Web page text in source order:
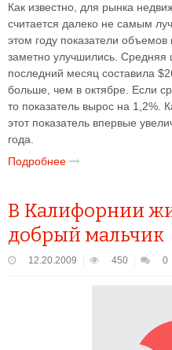
Как известно, для рынка
считается далеко не самым
этом году показатели
заметно улучшились. Средняя
последний месяц составила
больше, чем в октябре. Если
то показатель вырос на 1,2%.
этот показатель впервые
года.
Подробнее
В Калифорнии
добрый мальчик
12.20.2009 450 0